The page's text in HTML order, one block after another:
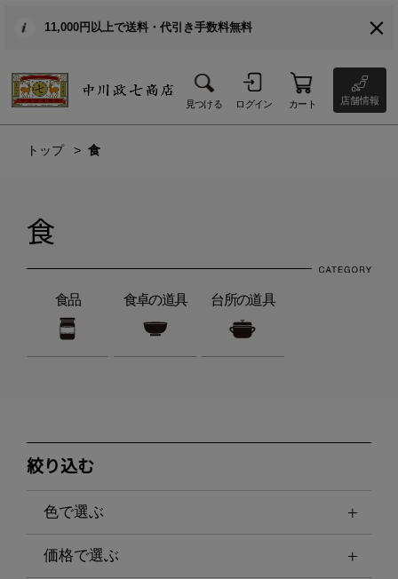
11,000円以上で送料・代引き手数料無料
見つける ログイン カート 店舗情報
トップ 食
食
食品 食卓の道具 台所の道具
絞り込む
色で選ぶ
価格で選ぶ